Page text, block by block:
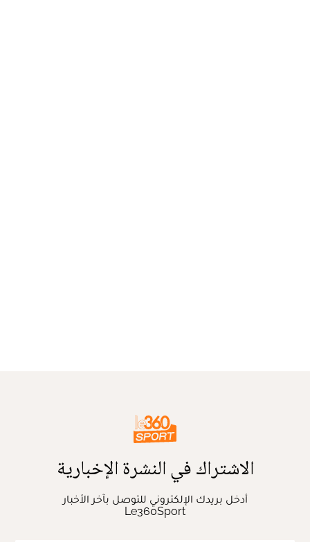
الاشتراك في النشرة الإخبارية
أدخل بريدك الإلكتروني للتوصل بآخر الأخبار
Le360Sport